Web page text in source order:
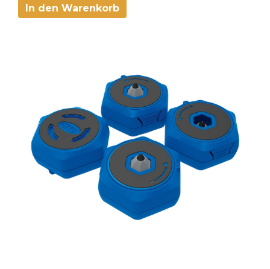
In den Warenkorb